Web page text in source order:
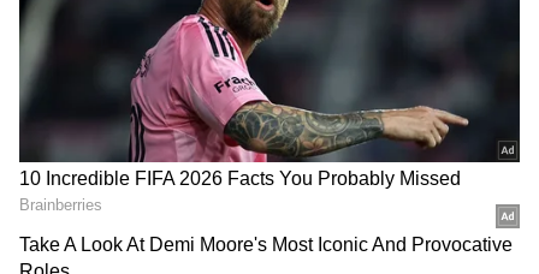
வகையில் நீங்களும் ஒரு தொழிலதிபராக
சூப்பர் வாய்ப்பை தமிழக அரசு
ஏற்படுத்தியுள்ளது.
ஏசியாநெட் தமிழ்-ஐ உங்கள் முதன்மைத்
தேர்வாக்குங்கள்